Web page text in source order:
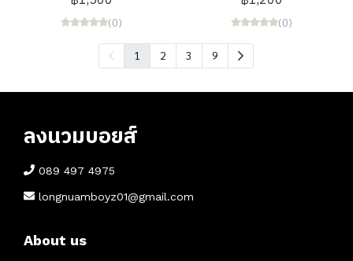
(0) (0)
1 2 3 9
ลงนวมบอยส์
089 497 4975
longnuamboyz01@gmail.com
About us